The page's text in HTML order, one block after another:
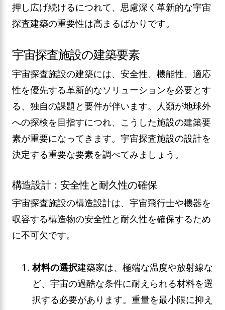
押し広げ続けるにつれて、思慮深く革新的な宇宙
探査建築の重要性は高まるばかりです。
宇宙探査施設の建築要素
宇宙探査施設の建築には、安全性、機能性、適応
性を優先する革新的なソリューションを必要とす
る、独自の課題と要件が伴います。人類が地球外
への探検を目指すにつれ、こうした施設の建築要
素が重要になってきます。宇宙探査施設の設計を
決定する重要な要素を調べてみましょう。
構造設計：安全性と耐久性の確保
宇宙探査施設の構造設計は、宇宙飛行士や機器を
収容する構造物の安全性と耐久性を確保するため
に不可欠です。
材料の選択建築家は、極端な温度や放射線な
ど、宇宙の過酷な条件に耐えられる材料を選
択する必要があります。重量を最小限に抑え